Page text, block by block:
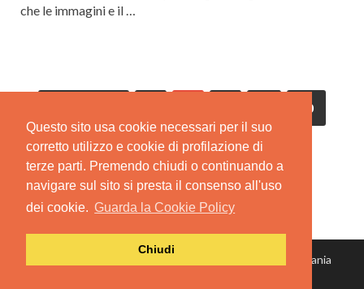
Questo sito usa cookie necessari per il suo
corretto utilizzo e cookie di profilazione di
terze parti. Premendo chiudi o continuando a
navigare sul sito si presta il consenso all'uso
dei cookie. Guarda la Cookie Policy
Chiudi
che le immagini e il …
10
Successivi
© Copyright 2022 Spidwit SRL - Via Alberto Mario, 12 Catania